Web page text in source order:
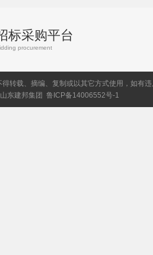
标采购平台
procurement
转载、摘编、复制或以其它方式使用，如有
东建邦集团 鲁ICP备14006552号-1